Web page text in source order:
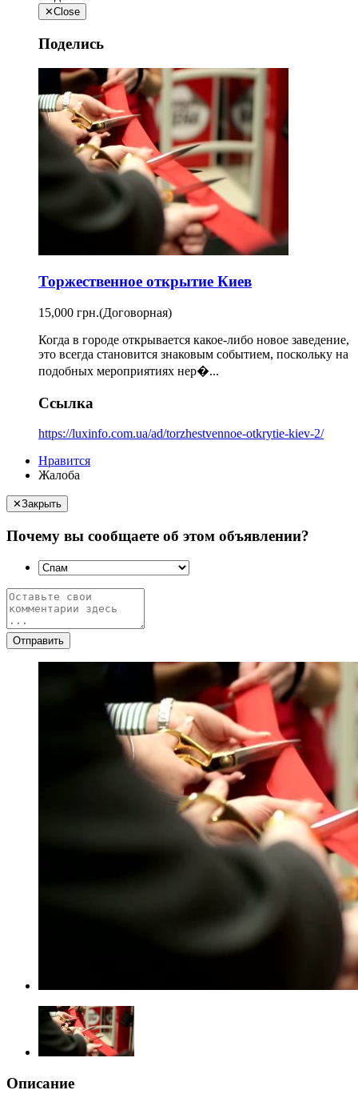
✕Close
Поделись
Торжественное открытие Киев
15,000 грн.(Договорная)
Когда в городе открывается какое-либо новое заведение,
это всегда становится знаковым событием, поскольку на
подобных мероприятиях нер�...
Ссылка
https://luxinfo.com.ua/ad/torzhestvennoe-otkrytie-kiev-2/
Нравится
Жалоба
✕Закрыть
Почему вы сообщаете об этом объявлении?
Отправить
Описание